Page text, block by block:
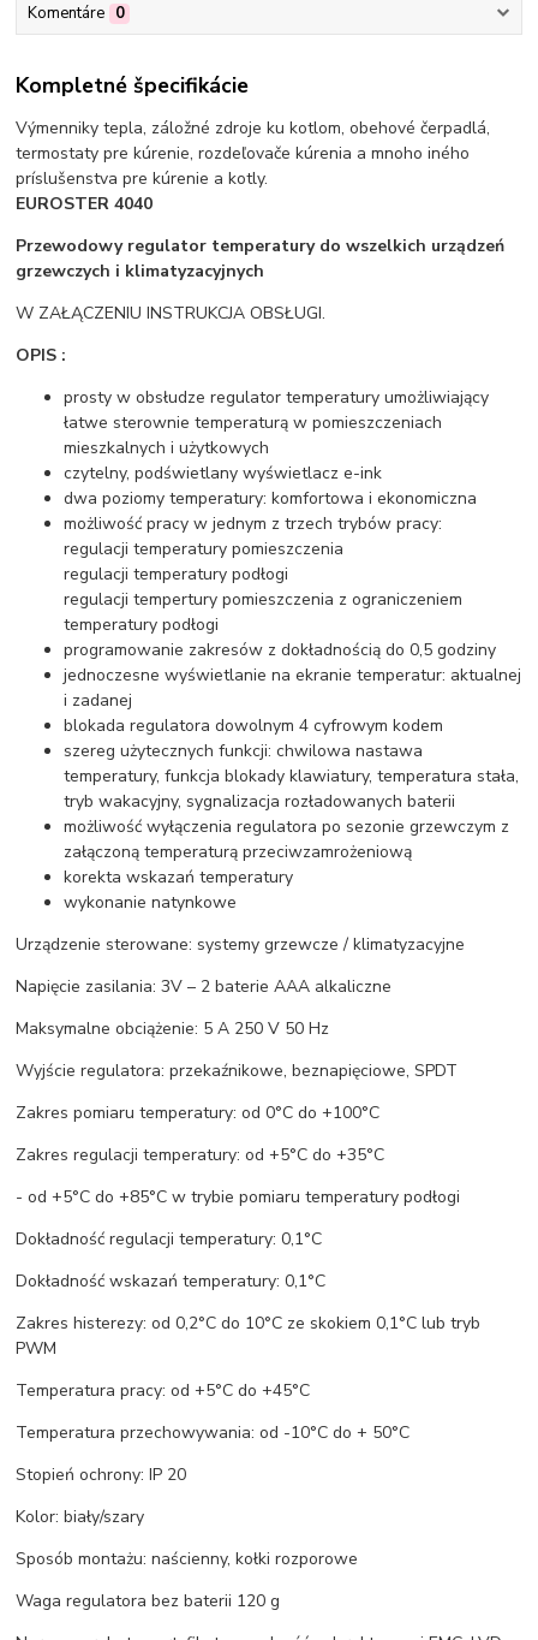
Komentáre 0
Kompletné špecifikácie
Výmenniky tepla, záložné zdroje ku kotlom, obehové čerpadlá,
termostaty pre kúrenie, rozdeľovače kúrenia a mnoho iného
príslušenstva pre kúrenie a kotly.
EUROSTER 4040
Przewodowy regulator temperatury do wszelkich urządzeń
grzewczych i klimatyzacyjnych
W ZAŁĄCZENIU INSTRUKCJA OBSŁUGI.
OPIS :
prosty w obsłudze regulator temperatury umożliwiający
łatwe sterownie temperaturą w pomieszczeniach
mieszkalnych i użytkowych
czytelny, podświetlany wyświetlacz e-ink
dwa poziomy temperatury: komfortowa i ekonomiczna
możliwość pracy w jednym z trzech trybów pracy:
regulacji temperatury pomieszczenia
regulacji temperatury podłogi
regulacji tempertury pomieszczenia z ograniczeniem
temperatury podłogi
programowanie zakresów z dokładnością do 0,5 godziny
jednoczesne wyświetlanie na ekranie temperatur: aktualnej
i zadanej
blokada regulatora dowolnym 4 cyfrowym kodem
szereg użytecznych funkcji: chwilowa nastawa
temperatury, funkcja blokady klawiatury, temperatura stała,
tryb wakacyjny, sygnalizacja rozładowanych baterii
możliwość wyłączenia regulatora po sezonie grzewczym z
załączoną temperaturą przeciwzamrożeniową
korekta wskazań temperatury
wykonanie natynkowe
Urządzenie sterowane: systemy grzewcze / klimatyzacyjne
Napięcie zasilania: 3V – 2 baterie AAA alkaliczne
Maksymalne obciążenie: 5 A 250 V 50 Hz
Wyjście regulatora: przekaźnikowe, beznapięciowe, SPDT
Zakres pomiaru temperatury: od 0°C do +100°C
Zakres regulacji temperatury: od +5°C do +35°C
- od +5°C do +85°C w trybie pomiaru temperatury podłogi
Dokładność regulacji temperatury: 0,1°C
Dokładność wskazań temperatury: 0,1°C
Zakres histerezy: od 0,2°C do 10°C ze skokiem 0,1°C lub tryb
PWM
Temperatura pracy: od +5°C do +45°C
Temperatura przechowywania: od -10°C do + 50°C
Stopień ochrony: IP 20
Kolor: biały/szary
Sposób montażu: naścienny, kołki rozporowe
Waga regulatora bez baterii 120 g